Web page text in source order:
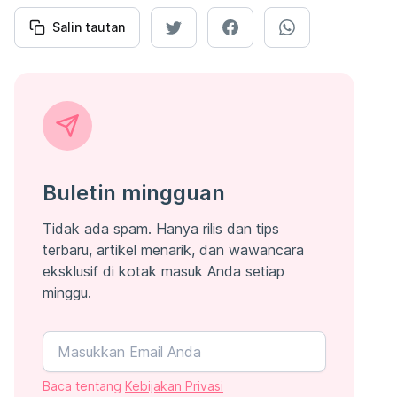
Salin tautan
Buletin mingguan
Tidak ada spam. Hanya rilis dan tips
terbaru, artikel menarik, dan wawancara
eksklusif di kotak masuk Anda setiap
minggu.
Baca tentang Kebijakan Privasi